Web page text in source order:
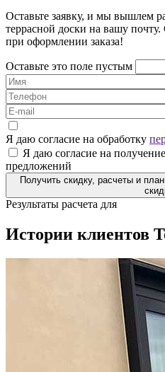
Оставьте заявку, и мы вышлем
террасной доски на вашу
при оформлении заказа!
Оставьте это поле пустым
Я даю согласие на обработку
Я даю согласие на
предложений
Получить скидку, расчеты и
Результаты расчета для
Истории клиентов